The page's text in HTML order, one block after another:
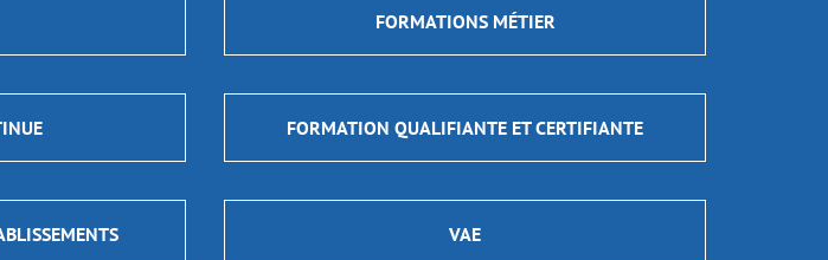
FORMATIONS MÉTIER
FORMATION QUALIFIANTE ET CERTIFIANTE
VAE